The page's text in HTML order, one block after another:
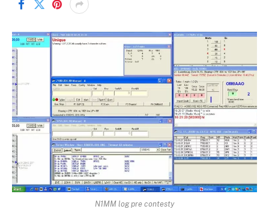
N1MM log pre contesty